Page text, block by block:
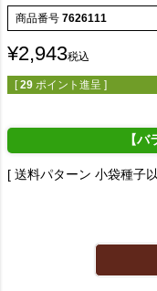
商品番号 7626111
¥2,943税込
[ 29 ポイント進呈 ]
【
送料パターン 小袋種子